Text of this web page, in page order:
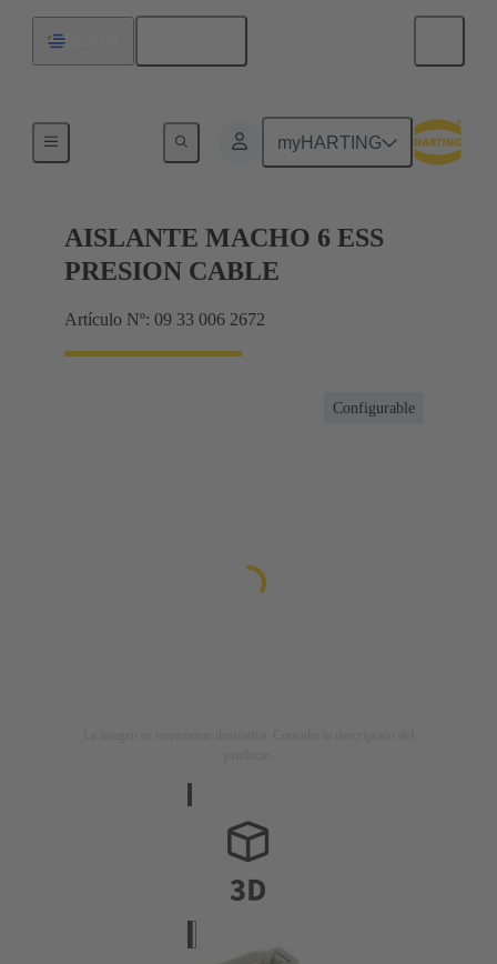
myHARTING
Corrientes hasta 16 A
AISLANTE MACHO 6 ESS
PRESION CABLE
Artículo Nº: 09 33 006 2672
Configurable